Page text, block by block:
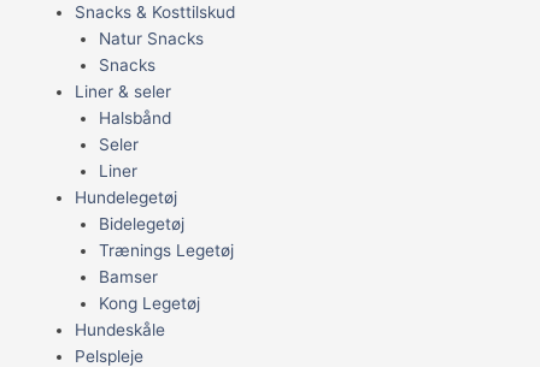
Snacks & Kosttilskud
Natur Snacks
Snacks
Liner & seler
Halsbånd
Seler
Liner
Hundelegetøj
Bidelegetøj
Trænings Legetøj
Bamser
Kong Legetøj
Hundeskåle
Pelspleje